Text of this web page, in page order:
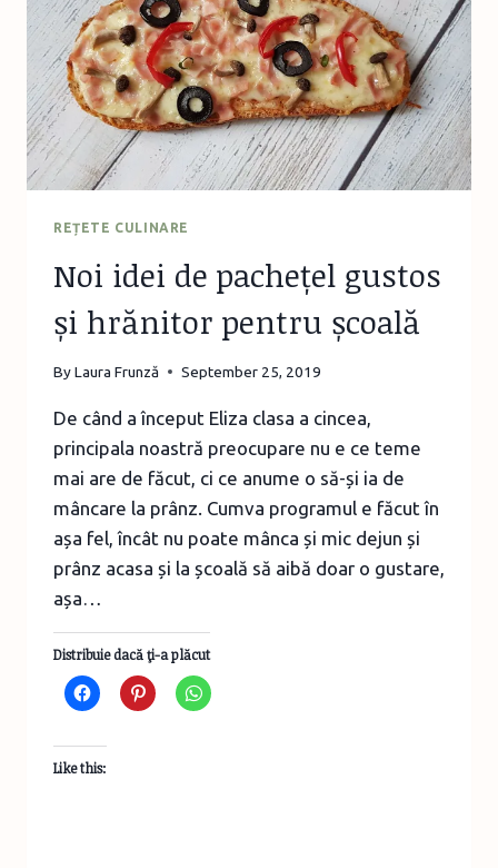
NOMINALIZAT
LA
PREMIILE
WEBSTOCK
2019
REȚETE CULINARE
Noi idei de pachețel gustos
și hrănitor pentru școală
ByLaura Frunză September 25, 2019
De când a început Eliza clasa a cincea,
principala noastră preocupare nu e ce teme
mai are de făcut, ci ce anume o să-și ia de
mâncare la prânz. Cumva programul e făcut în
așa fel, încât nu poate mânca și mic dejun și
prânz acasa și la școală să aibă doar o gustare,
așa…
Distribuie dacă ţi-a plăcut
Like this: